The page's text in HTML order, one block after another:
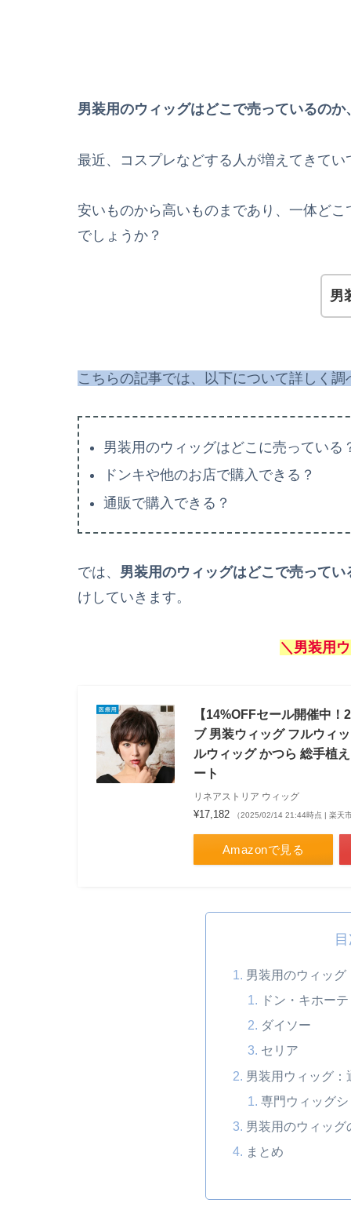
男装用のウィッグはどこで売っているのか
最近、コスプレなどする人が増えてきて
安いものから高いものまであり、一体ど
でしょうか？
男
こちらの記事では、以下について詳しく
男装用のウィッグはどこに売っている
ドンキや他のお店で購入できる？
通販で購入できる？
では、 男装用のウィッグはどこで売って
けしていきます。
＼男装用
【14%OFFセール開催中
ブ 男装ウィッグ フルウィ
ルウィッグ かつら 総手植
ート
リネアストリア ウィッグ
¥17,182 （2025/02/14 21:44時点 | 楽天
Amazonで見る
男装用のウィッ
ドン・キホーテ
ダイソー
セリア
男装用ウィッグ
専門ウィッグ
男装用のウィッグ
まとめ